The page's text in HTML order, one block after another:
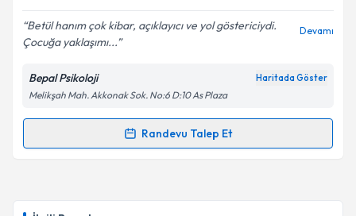
E-posta Adresiniz
Kişisel verilerimin işlenmesine ilişkin
Metni'ni okudum ve kişisel verilerimin belirtilen
kapsamda işlenmesini kabul ediyorum.
Betül hanım çok kibar, açıklayıcı ve yol göstericiydi.
Çocuğa yaklaşımı...
Devamı
Bepal Psikoloji Haritada Göster
Melikşah Mah. Akkonak Sok. No:6 D:10 As Plaza
Randevu Talep Et
Randevu Takvimi Talebi